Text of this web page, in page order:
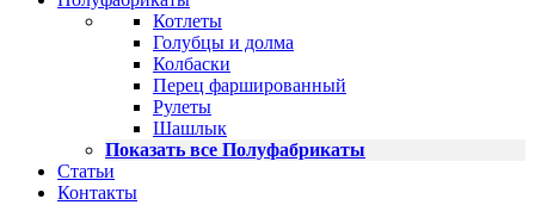
Котлеты
Голубцы и долма
Колбаски
Перец фаршированный
Рулеты
Шашлык
Показать все Полуфабрикаты
Статьи
Контакты